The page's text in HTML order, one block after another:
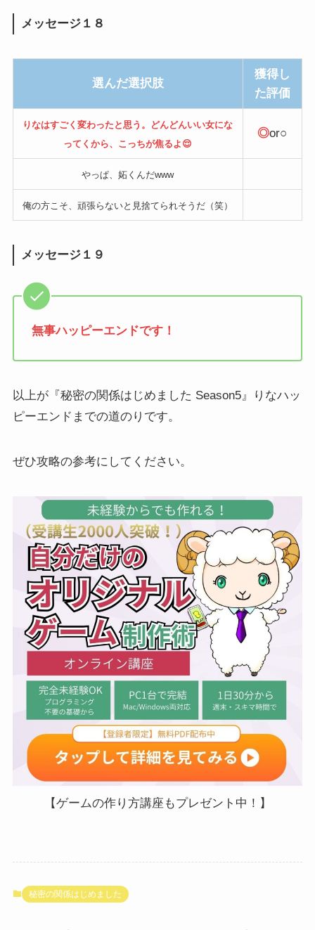
メッセージ１８
選んだ選択肢
獲得し
た評価
りなはすごく変わったと思う。どんどんいい女にな
ってくから、こっちが焦るよ😌
◎or○
やっぱ、妬くんだwww
俺の方こそ、頑張らないと見捨てられそうだ（笑）
メッセージ１９
無事ハッピーエンドです！
以上が『秘密の関係はじめました Season5』りなハッ
ピーエンドまでの道のりです。
ぜひ攻略の参考にしてください。
【ゲームの作り方講座もプレゼント中！】
秘密の関係はじめました